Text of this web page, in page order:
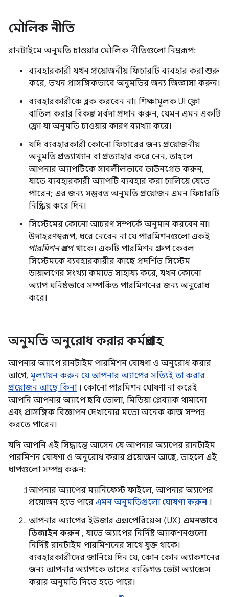
মৌলিক নীতি
রানটাইমে অনুমতি চাওয়ার মৌলিক নীতিগুলো নিম্নরূপ:
ব্যবহারকারী যখন প্রয়োজনীয় ফিচারটি ব্যবহার করা শুরু
করে, তখন প্রাসঙ্গিকভাবে অনুমতির জন্য জিজ্ঞাসা করুন।
ব্যবহারকারীকে ব্লক করবেন না। শিক্ষামূলক UI ফ্লো
বাতিল করার বিকল্প সর্বদা প্রদান করুন, যেমন এমন একটি
ফ্লো যা অনুমতি চাওয়ার কারণ ব্যাখ্যা করে।
যদি ব্যবহারকারী কোনো ফিচারের জন্য প্রয়োজনীয়
অনুমতি প্রত্যাখ্যান বা প্রত্যাহার করে নেন, তাহলে
আপনার অ্যাপটিকে সাবলীলভাবে ডাউনগ্রেড করুন,
যাতে ব্যবহারকারী অ্যাপটি ব্যবহার করা চালিয়ে যেতে
পারেন; এর জন্য সম্ভবত অনুমতি প্রয়োজন এমন ফিচারটি
নিষ্ক্রিয় করে দিন।
সিস্টেমের কোনো আচরণ সম্পর্কে অনুমান করবেন না।
উদাহরণস্বরূপ, ধরে নেবেন না যে পারমিশনগুলো একই
পারমিশন গ্রুপেথাকে। একটি পারমিশন গ্রুপ কেবল
সিস্টেমকে ব্যবহারকারীর কাছে প্রদর্শিত সিস্টেম
ডায়ালগের সংখ্যা কমাতে সাহায্য করে, যখন কোনো
অ্যাপ ঘনিষ্ঠভাবে সম্পর্কিত পারমিশনের জন্য অনুরোধ
করে।
অনুমতি অনুরোধ করার কর্মপ্রবাহ
আপনার অ্যাপে রানটাইম পারমিশন ঘোষণা ও অনুরোধ করার
আগে, মূল্যায়ন করুন যে আপনার অ্যাপের সত্যিই তা করার
প্রয়োজন আছে কিনা। কোনো পারমিশন ঘোষণা না করেই
আপনি আপনার অ্যাপে ছবি তোলা, মিডিয়া প্লেব্যাক থামানো
এবং প্রাসঙ্গিক বিজ্ঞাপন দেখানোর মতো অনেক কাজ সম্পন্ন
করতে পারেন।
যদি আপনি এই সিদ্ধান্তে আসেন যে আপনার অ্যাপের রানটাইম
পারমিশন ঘোষণা ও অনুরোধ করার প্রয়োজন আছে, তাহলে এই
ধাপগুলো সম্পন্ন করুন:
আপনার অ্যাপের ম্যানিফেস্ট ফাইলে, আপনার অ্যাপের
প্রয়োজন হতে পারে এমন অনুমতিগুলো ঘোষণা করুন ।
আপনার অ্যাপের ইউজার এক্সপেরিয়েন্স (UX) এমনভাবে
ডিজাইন করুন , যাতে অ্যাপের নির্দিষ্ট অ্যাকশনগুলো
নির্দিষ্ট রানটাইম পারমিশনের সাথে যুক্ত থাকে।
ব্যবহারকারীদের জানিয়ে দিন যে, কোন কোন অ্যাকশনের
জন্য আপনার অ্যাপকে তাদের ব্যক্তিগত ডেটা অ্যাক্সেস
করার অনুমতি দিতে হতে পারে।